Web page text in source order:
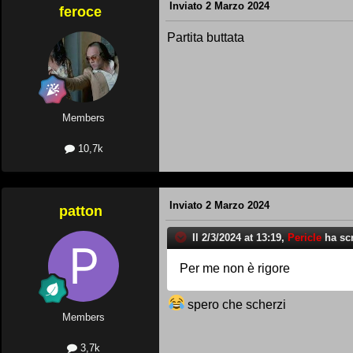
feroce
Members
10,7k
Inviato 2 Marzo 2024
Partita buttata
patton
Members
3,7k
Inviato 2 Marzo 2024
Il 2/3/2024 at 13:19, Pericle ha
Per me non è rigore
spero che scherzi